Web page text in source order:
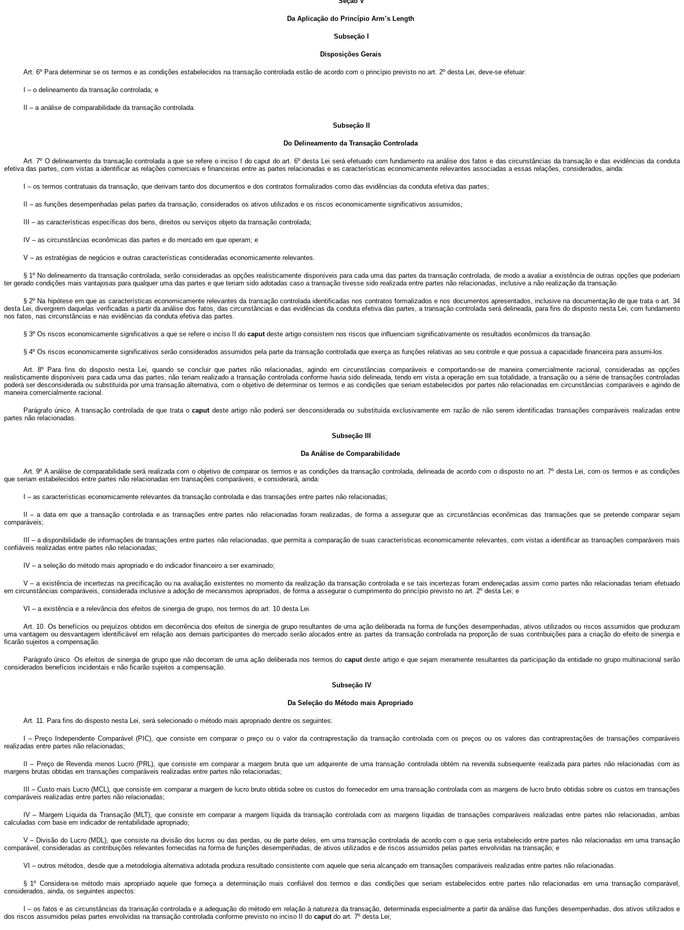
Da Aplicação do Princípio Arm’s Length
Subseção I
Disposições Gerais
Art. 6º Para determinar se os termos e as condições estabelecidos na transação controlada estão de acordo com o princípio previsto no art. 2º desta Lei, deve-se efetuar:
I – o delineamento da transação controlada; e
II – a análise de comparabilidade da transação controlada.
Subseção II
Do Delineamento da Transação Controlada
Art. 7º O delineamento da transação controlada a que se refere o inciso I docaput do art. 6º desta Lei será efetuado com fundamento na análise dos fatos e das circunstâncias da transação e das evidências da conduta
efetiva das partes, com vistas a identificar as relações comerciais e financeiras entre as partes relacionadas e as características economicamente relevantes associadas a essas relações, considerados, ainda:
I – os termos contratuais da transação, que derivam tanto dos documentos e dos contratos formalizados como das evidências da conduta efetiva das partes;
II – as funções desempenhadas pelas partes da transação, considerados os ativos utilizados e os riscos economicamente significativos assumidos;
III – as características específicas dos bens, direitos ou serviços objeto da transação controlada;
IV – as circunstâncias econômicas das partes e do mercado em que operam; e
V – as estratégias de negócios e outras características consideradas economicamente relevantes.
§ 1º No delineamento da transação controlada, serão consideradas as opções realisticamente disponíveis para cada uma das partes da transação controlada, de modo a avaliar a existência de outras opções que poderiam
ter gerado condições mais vantajosas para qualquer uma das partes e que teriam sido adotadas caso a transação tivesse sido realizada entre partes não relacionadas, inclusive a não realização da transação.
§ 2º Na hipótese em que as características economicamente relevantes da transação controlada identificadas nos contratos formalizados e nos documentos apresentados, inclusive na documentação de que trata o art. 34
desta Lei, divergirem daquelas verificadas a partir da análise dos fatos, das circunstâncias e das evidências da conduta efetiva das partes, a transação controlada será delineada, para fins do disposto nesta Lei, com fundamento
nos fatos, nas circunstâncias e nas evidências da conduta efetiva das partes.
§ 3º Os riscos economicamente significativos a que se refere o inciso II do caputdeste artigo consistem nos riscos que influenciam significativamente os resultados econômicos da transação.
§ 4º Os riscos economicamente significativos serão considerados assumidos pela parte da transação controlada que exerça as funções relativas ao seu controle e que possua a capacidade financeira para assumi-los.
Art. 8º Para fins do disposto nesta Lei, quando se concluir que partes não relacionadas, agindo em circunstâncias comparáveis e comportando-se de maneira comercialmente racional, consideradas as opções
realisticamente disponíveis para cada uma das partes, não teriam realizado a transação controlada conforme havia sido delineada, tendo em vista a operação em sua totalidade, a transação ou a série de transações controladas
poderá ser desconsiderada ou substituída por uma transação alternativa, com o objetivo de determinar os termos e as condições que seriam estabelecidos por partes não relacionadas em circunstâncias comparáveis e agindo de
maneira comercialmente racional.
Parágrafo único. A transação controlada de que trata ocaputdeste artigo não poderá ser desconsiderada ou substituída exclusivamente em razão de não serem identificadas transações comparáveis realizadas entre
partes não relacionadas.
Subseção III
Da Análise de Comparabilidade
Art. 9º A análise de comparabilidade será realizada com o objetivo de comparar os termos e as condições da transação controlada, delineada de acordo com o disposto no art. 7º desta Lei, com os termos e as condições
que seriam estabelecidos entre partes não relacionadas em transações comparáveis, e considerará, ainda:
I – as características economicamente relevantes da transação controlada e das transações entre partes não relacionadas;
II – a data em que a transação controlada e as transações entre partes não relacionadas foram realizadas, de forma a assegurar que as circunstâncias econômicas das transações que se pretende comparar sejam
comparáveis;
III – a disponibilidade de informações de transações entre partes não relacionadas, que permita a comparação de suas características economicamente relevantes, com vistas a identificar as transações comparáveis mais
confiáveis realizadas entre partes não relacionadas;
IV – a seleção do método mais apropriado e do indicador financeiro a ser examinado;
V – a existência de incertezas na precificação ou na avaliação existentes no momento da realização da transação controlada e se tais incertezas foram endereçadas assim como partes não relacionadas teriam efetuado
em circunstâncias comparáveis, considerada inclusive a adoção de mecanismos apropriados, de forma a assegurar o cumprimento do princípio previsto no art. 2º desta Lei; e
VI – a existência e a relevância dos efeitos de sinergia de grupo, nos termos do art. 10 desta Lei.
Art. 10. Os benefícios ou prejuízos obtidos em decorrência dos efeitos de sinergia de grupo resultantes de uma ação deliberada na forma de funções desempenhadas, ativos utilizados ou riscos assumidos que produzam
uma vantagem ou desvantagem identificável em relação aos demais participantes do mercado serão alocados entre as partes da transação controlada na proporção de suas contribuições para a criação do efeito de sinergia e
ficarão sujeitos a compensação.
Parágrafo único. Os efeitos de sinergia de grupo que não decorram de uma ação deliberada nos termos do caputdeste artigo e que sejam meramente resultantes da participação da entidade no grupo multinacional serão
considerados benefícios incidentais e não ficarão sujeitos a compensação.
Subseção IV
Da Seleção do Método mais Apropriado
Art. 11. Para fins do disposto nesta Lei, será selecionado o método mais apropriado dentre os seguintes:
I – Preço Independente Comparável (PIC), que consiste em comparar o preço ou o valor da contraprestação da transação controlada com os preços ou os valores das contraprestações de transações comparáveis
realizadas entre partes não relacionadas;
II – Preço de Revenda menos Lucro (PRL), que consiste em comparar a margem bruta que um adquirente de uma transação controlada obtém na revenda subsequente realizada para partes não relacionadas com as
margens brutas obtidas em transações comparáveis realizadas entre partes não relacionadas;
III – Custo mais Lucro (MCL), que consiste em comparar a margem de lucro bruto obtida sobre os custos do fornecedor em uma transação controlada com as margens de lucro bruto obtidas sobre os custos em transações
comparáveis realizadas entre partes não relacionadas;
IV – Margem Líquida da Transação (MLT), que consiste em comparar a margem líquida da transação controlada com as margens líquidas de transações comparáveis realizadas entre partes não relacionadas, ambas
calculadas com base em indicador de rentabilidade apropriado;
V – Divisão do Lucro (MDL), que consiste na divisão dos lucros ou das perdas, ou de parte deles, em uma transação controlada de acordo com o que seria estabelecido entre partes não relacionadas em uma transação
comparável, consideradas as contribuições relevantes fornecidas na forma de funções desempenhadas, de ativos utilizados e de riscos assumidos pelas partes envolvidas na transação; e
VI – outros métodos, desde que a metodologia alternativa adotada produza resultado consistente com aquele que seria alcançado em transações comparáveis realizadas entre partes não relacionadas.
§ 1º Considera-se método mais apropriado aquele que forneça a determinação mais confiável dos termos e das condições que seriam estabelecidos entre partes não relacionadas em uma transação comparável,
considerados, ainda, os seguintes aspectos:
I – os fatos e as circunstâncias da transação controlada e a adequação do método em relação à natureza da transação, determinada especialmente a partir da análise das funções desempenhadas, dos ativos utilizados e
dos riscos assumidos pelas partes envolvidas na transação controlada conforme previsto no inciso II do caputdo art. 7º desta Lei;